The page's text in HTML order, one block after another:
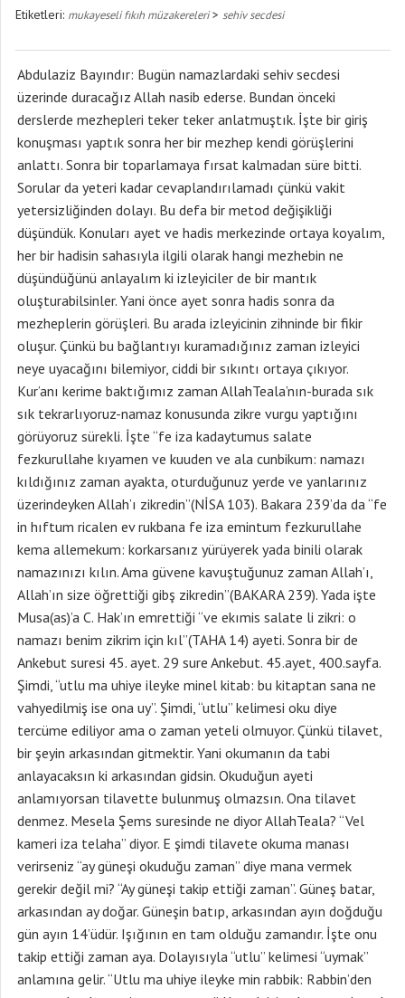
Etiketleri: mukayeseli fıkıh müzakereleri> sehiv secdesi
Abdulaziz Bayındır: Bugün namazlardaki sehiv secdesi
üzerinde duracağız Allah nasib ederse. Bundan önceki
derslerde mezhepleri teker teker anlatmuştık. İşte bir giriş
konuşması yaptık sonra her bir mezhep kendi görüşlerini
anlattı. Sonra bir toparlamaya fırsat kalmadan süre bitti.
Sorular da yeteri kadar cevaplandırılamadı çünkü vakit
yetersizliğinden dolayı. Bu defa bir metod değişikliği
düşündük. Konuları ayet ve hadis merkezinde ortaya koyalım,
her bir hadisin sahasıyla ilgili olarak hangi mezhebin ne
düşündüğünü anlayalım ki izleyiciler de bir mantık
oluşturabilsinler. Yani önce ayet sonra hadis sonra da
mezheplerin görüşleri. Bu arada izleyicinin zihninde bir fikir
oluşur. Çünkü bu bağlantıyı kuramadığınız zaman izleyici
neye uyacağını bilemiyor, ciddi bir sıkıntı ortaya çıkıyor.
Kur’anı kerime baktığımız zaman AllahTeala’nın-burada sık
sık tekrarlıyoruz-namaz konusunda zikre vurgu yaptığını
görüyoruz sürekli. İşte “fe iza kadaytumus salate
fezkurullahe kıyamen ve kuuden ve ala cunbikum: namazı
kıldığınız zaman ayakta, oturduğunuz yerde ve yanlarınız
üzerindeyken Allah’ı zikredin”(NİSA 103). Bakara 239’da da “fe
in hıftum ricalen ev rukbana fe iza emintum fezkurullahe
kema allemekum: korkarsanız yürüyerek yada binili olarak
namazınızı kılın. Ama güvene kavuştuğunuz zaman Allah’ı,
Allah’ın size öğrettiği gibş zikredin”(BAKARA 239). Yada işte
Musa(as)’a C. Hak’ın emrettiği “ve ekımis salate li zikri: o
namazı benim zikrim için kıl”(TAHA 14) ayeti. Sonra bir de
Ankebut suresi 45. ayet. 29 sure Ankebut. 45.ayet, 400.sayfa.
Şimdi, “utlu ma uhiye ileyke minel kitab: bu kitaptan sana ne
vahyedilmiş ise ona uy”. Şimdi, “utlu” kelimesi oku diye
tercüme ediliyor ama o zaman yeteli olmuyor. Çünkü tilavet,
bir şeyin arkasından gitmektir. Yani okumanın da tabi
anlayacaksın ki arkasından gidsin. Okuduğun ayeti
anlamıyorsan tilavette bulunmuş olmazsın. Ona tilavet
denmez. Mesela Şems suresinde ne diyor AllahTeala? “Vel
kameri iza telaha” diyor. E şimdi tilavete okuma manası
verirseniz “ay güneşi okuduğu zaman” diye mana vermek
gerekir değil mi? “Ay güneşi takip ettiği zaman”. Güneş batar,
arkasından ay doğar. Güneşin batıp, arkasından ayın doğduğu
gün ayın 14’üdür. Işığının en tam olduğu zamandır. İşte onu
takip ettiği zaman aya. Dolayısıyla “utlu” kelimesi “uymak”
anlamına gelir. “Utlu ma uhiye ileyke min rabbik: Rabbin’den